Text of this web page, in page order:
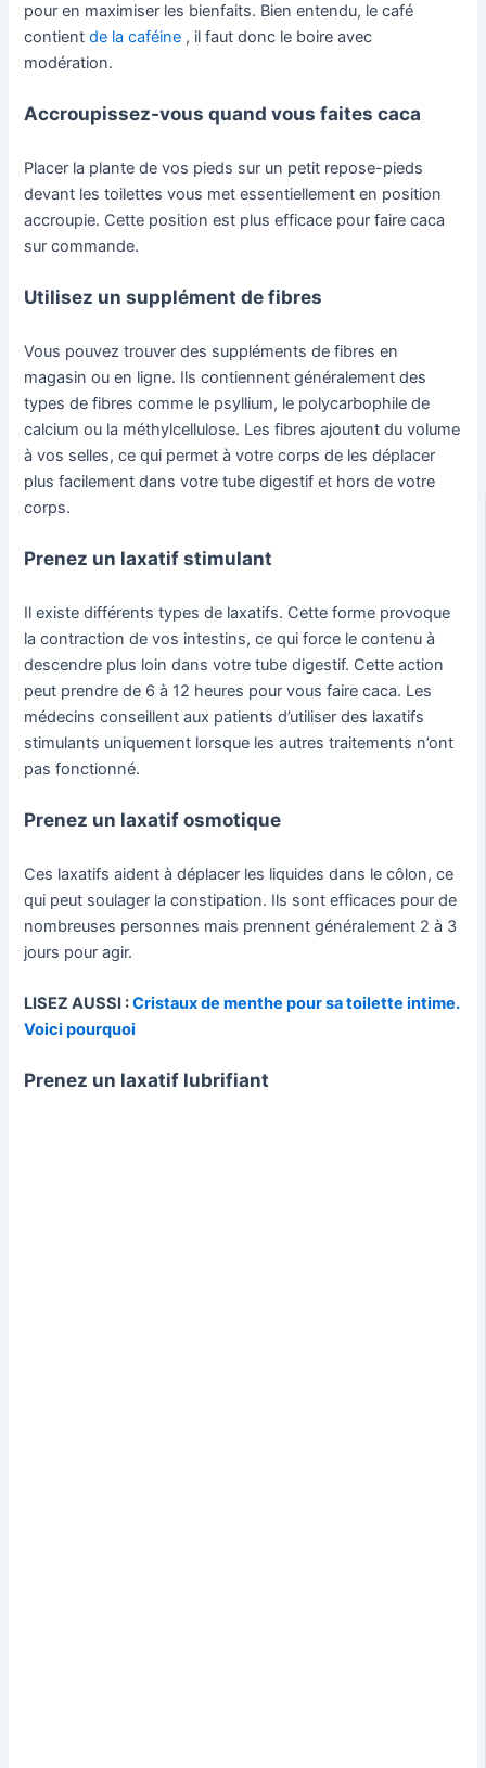
pour en maximiser les bienfaits. Bien entendu, le café
contientde la caféine , il faut donc le boire avec
modération.
Accroupissez-vous quand vous faites caca
Placer la plante de vos pieds sur un petit repose-pieds
devant les toilettes vous met essentiellement en position
accroupie. Cette position est plus efficace pour faire caca
sur commande.
Utilisez un supplément de fibres
Vous pouvez trouver des suppléments de fibres en
magasin ou en ligne. Ils contiennent généralement des
types de fibres comme le psyllium, le polycarbophile de
calcium ou la méthylcellulose. Les fibres ajoutent du volume
à vos selles, ce qui permet à votre corps de les déplacer
plus facilement dans votre tube digestif et hors de votre
corps.
Prenez un laxatif stimulant
Il existe différents types de laxatifs. Cette forme provoque
la contraction de vos intestins, ce qui force le contenu à
descendre plus loin dans votre tube digestif. Cette action
peut prendre de 6 à 12 heures pour vous faire caca. Les
médecins conseillent aux patients d’utiliser des laxatifs
stimulants uniquement lorsque les autres traitements n’ont
pas fonctionné.
Prenez un laxatif osmotique
Ces laxatifs aident à déplacer les liquides dans le côlon, ce
qui peut soulager la constipation. Ils sont efficaces pour de
nombreuses personnes mais prennent généralement 2 à 3
jours pour agir.
LISEZ AUSSI :Cristaux de menthe pour sa toilette intime.
Voici pourquoi
Prenez un laxatif lubrifiant